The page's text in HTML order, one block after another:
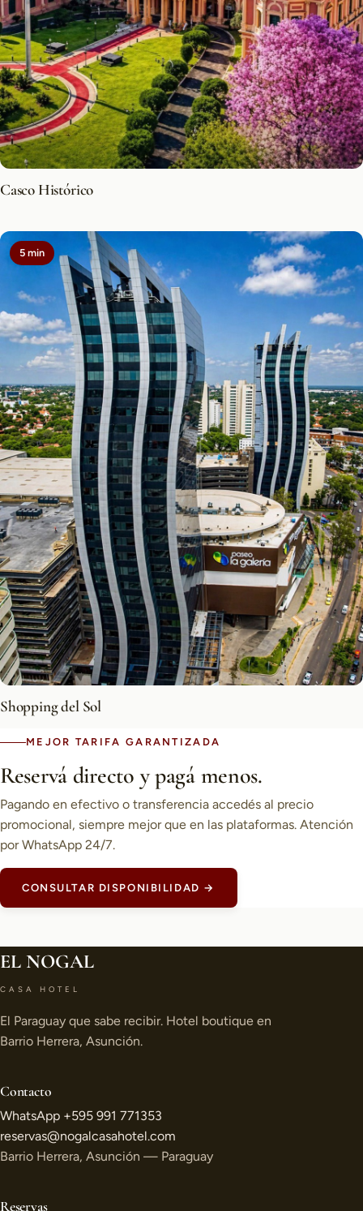
Casco Histórico
5 min
Shopping del Sol
MEJOR TARIFA GARANTIZADA
Reservá directo y pagá menos.
Pagando en efectivo o transferencia accedés al precio
promocional, siempre mejor que en las plataformas. Atención
por WhatsApp 24/7.
CONSULTAR DISPONIBILIDAD →
EL NOGAL
CASA HOTEL
El Paraguay que sabe recibir. Hotel boutique en
Barrio Herrera, Asunción.
Contacto
WhatsApp +595 991 771353
reservas@nogalcasahotel.com
Barrio Herrera, Asunción — Paraguay
Reservas